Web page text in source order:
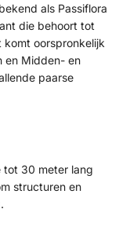
als Passiflora
die behoort tot
komt oorspronkelijk
en Midden- en
paarse
tot 30 meter lang
structuren en